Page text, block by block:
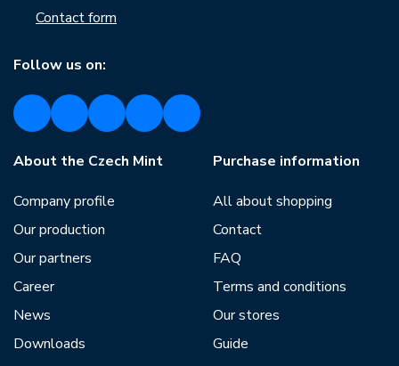
Contact form
Follow us on:
About the Czech Mint
Company profile
Our production
Our partners
Career
News
Downloads
Purchase information
All about shopping
Contact
FAQ
Terms and conditions
Our stores
Guide